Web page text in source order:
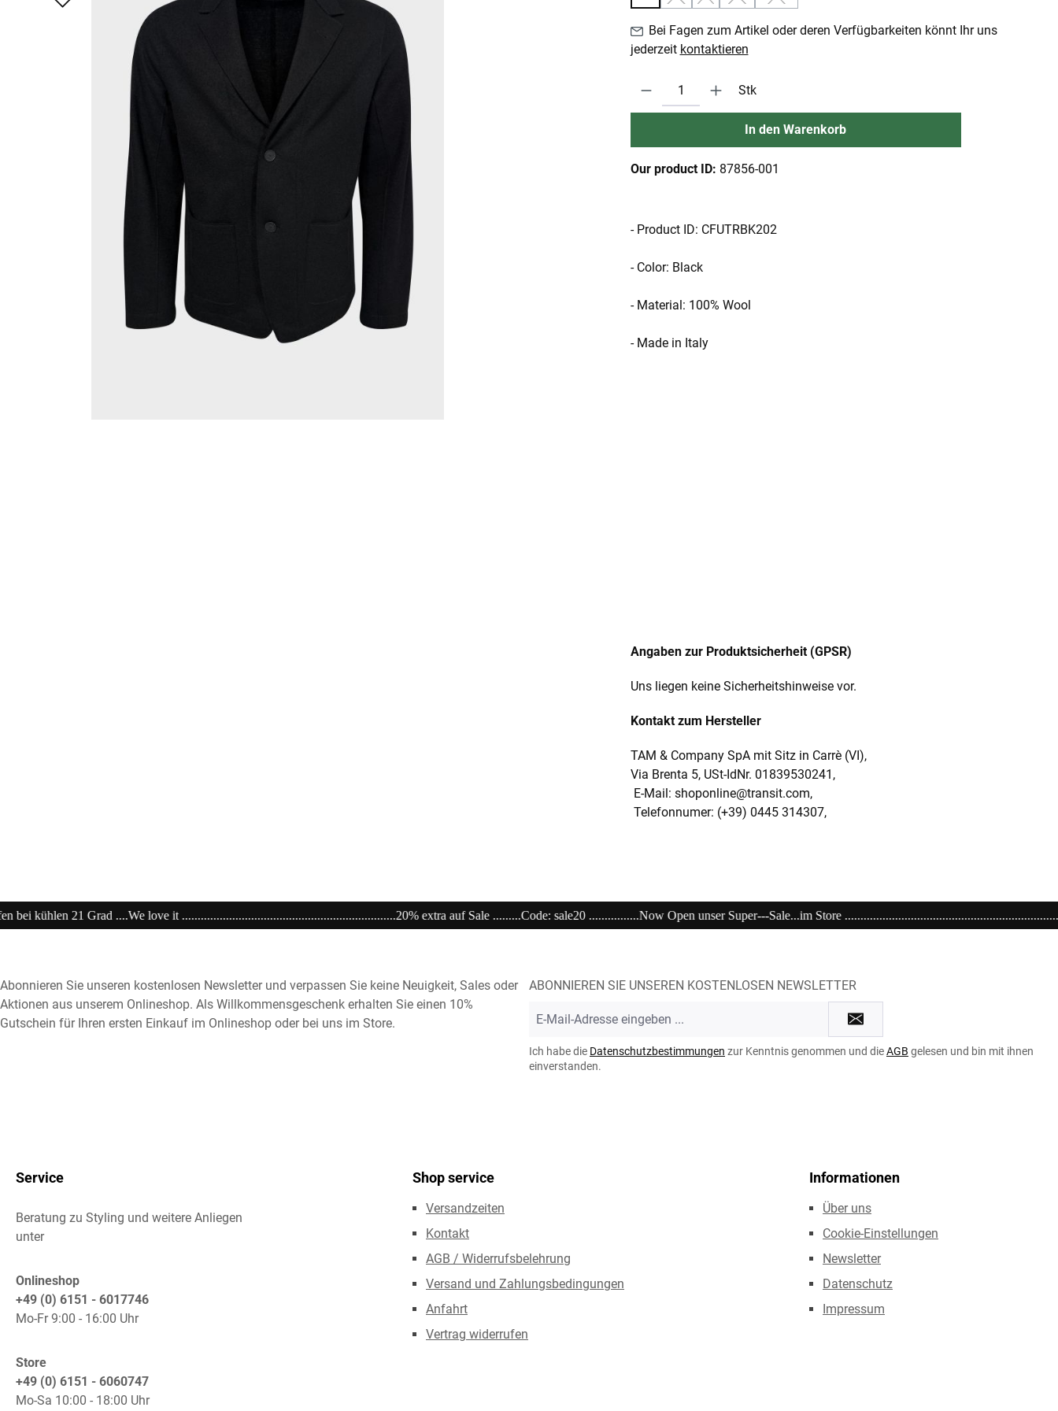
(Diese Option ist zurzeit nicht verfügbar.)
(Diese Option ist zurzeit nicht verfügbar.)
(Diese Option ist zurzeit nicht verfügbar.)
(Diese Option ist zurzeit nicht verfügbar.)
Bei Fagen zum Artikel oder deren Verfügbarkeiten könnt Ihr uns
jederzeit kontaktieren
Produkt Anzahl: Gib den gewünschten Wert ein oder benutze die Schaltflächen um die
Stk
In den Warenkorb
Our product ID: 87856-001
- Product ID: CFUTRBK202
- Color: Black
- Material: 100% Wool
- Made in Italy
Angaben zur Produktsicherheit (GPSR)
Uns liegen keine Sicherheitshinweise vor.
Kontakt zum Hersteller
TAM & Company SpA mit Sitz in Carrè (VI),
Via Brenta 5, USt-IdNr. 01839530241,
E-Mail: shoponline@transit.com,
Telefonnumer: (+39) 0445 314307,
extra auf Sale .........Code: sale20 ................Now Open unser Super---Sale...im Store
Abonnieren Sie unseren kostenlosen Newsletter und verpassen Sie keine Neuigkeit, Sales oder
Aktionen aus unserem Onlineshop. Als Willkommensgeschenk erhalten Sie einen 10%
Gutschein für Ihren ersten Einkauf im Onlineshop oder bei uns im Store.
ABONNIEREN SIE UNSEREN KOSTENLOSEN NEWSLETTER
Mail-
*
Ich habe die Datenschutzbestimmungen zur Kenntnis genommen und dieAGB gelesen und bin mit ihnen
einverstanden.
Service
Beratung zu Styling und weitere Anliegen
unter
Onlineshop
+49 (0) 6151 - 6017746
Mo-Fr 9:00 - 16:00 Uhr
Store
+49 (0) 6151 - 6060747
Mo-Sa 10:00 - 18:00 Uhr
Shop service
Versandzeiten
Kontakt
AGB / Widerrufsbelehrung
Versand und Zahlungsbedingungen
Anfahrt
Vertrag widerrufen
Informationen
Über uns
Cookie-Einstellungen
Newsletter
Datenschutz
Impressum